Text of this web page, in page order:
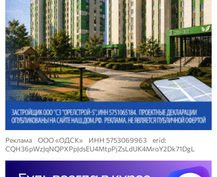
Реклама ООО «ОДСК» ИНН 5753069963 erid:
CQH36pWzJqNQPXPpJdsEU4MtpPjZsLdUK4MroY2Dk71DgL